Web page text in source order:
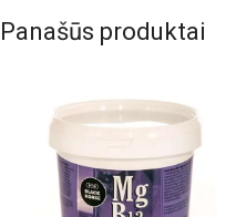
Panašūs produktai